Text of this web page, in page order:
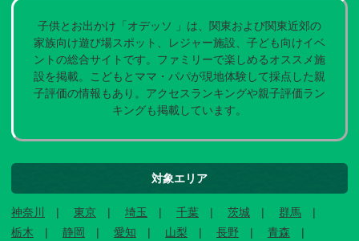
子供とお出かけ「オデッソ 」は、関東および関東近郊の
家族向け遊び場スポット、レジャー施設、子ども向けイベ
ントの総合サイトです。ファミリーで楽しめるオススメ施
設を掲載。こどもとママ・パパが現地体験して採点した親
子評価の情報もあり。アクセスランキングや親子評価ラン
キングも掲載しています。
対象エリア
神奈川 東京 埼玉 千葉 茨城
群馬
栃木
静岡 愛知 山梨 長野
青森